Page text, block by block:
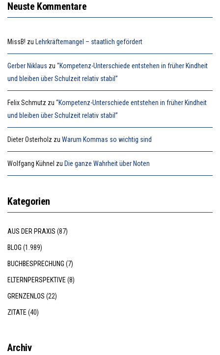
Neuste Kommentare
MissB! zu Lehrkräftemangel – staatlich gefördert
Gerber Niklaus zu “Kompetenz-Unterschiede entstehen in früher Kindheit
und bleiben über Schulzeit relativ stabil”
Felix Schmutz zu “Kompetenz-Unterschiede entstehen in früher Kindheit
und bleiben über Schulzeit relativ stabil”
Dieter Osterholz zu Warum Kommas so wichtig sind
Wolfgang Kühnel zu Die ganze Wahrheit über Noten
Kategorien
AUS DER PRAXIS (87)
BLOG (1.989)
BUCHBESPRECHUNG (7)
ELTERNPERSPEKTIVE(8)
GRENZENLOS (22)
ZITATE(40)
Archiv